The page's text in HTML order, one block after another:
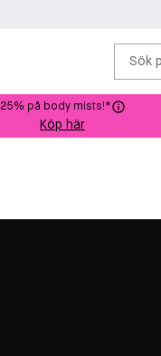
Sök
25% på body mists!*
Köp här